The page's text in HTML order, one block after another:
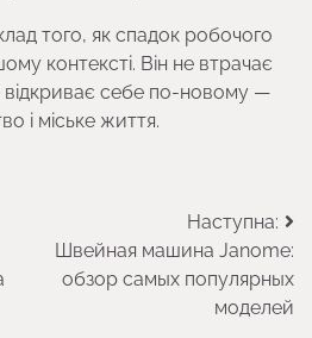
того, як спадок робочого
контексті. Він не втрачає
відкриває себе по-новому —
і міське життя.
Наступна:
Швейная машина Janome:
обзор самых популярных
моделей